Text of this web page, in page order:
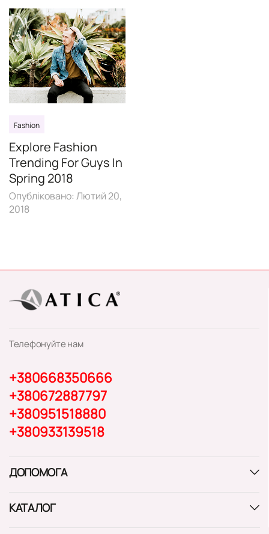
Fashion
Explore Fashion
Trending For Guys In
Spring 2018
Опубліковано: Лютий 20,
2018
Телефонуйте нам
+380668350666
+380672887797
+380951518880
+380933139518
ДОПОМОГА
КАТАЛОГ